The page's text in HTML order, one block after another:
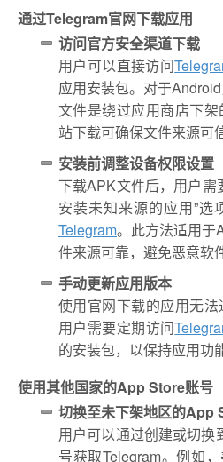
通过Telegram官网下载应用
访问官方安全渠道下载
用户可以直接访问
应用安装包。对于
文件是绕过应用商店下
站下载可确保文件来源可
安装前调整设备权限设置
下载APK文件后，用户需
安装未知来源的应用”选
Telegram。此方法适用于
件来源可靠，避免恶意软
手动更新应用版本
使用官网下载的应用无法
用户需要定期访问
的安装包，以保持应用功
使用其他国家的App Store账号
切换至未下架地区的App
用户可以通过创建或切换
号获取Telegram。例如